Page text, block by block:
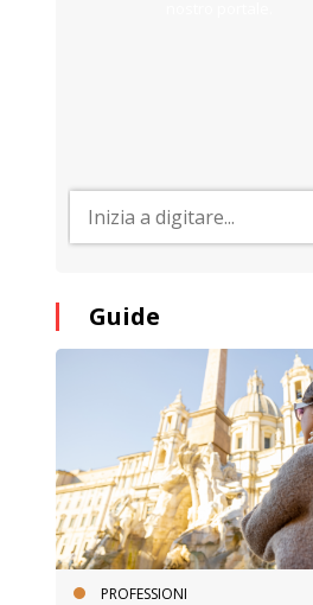
Guide
PROFESSIONI